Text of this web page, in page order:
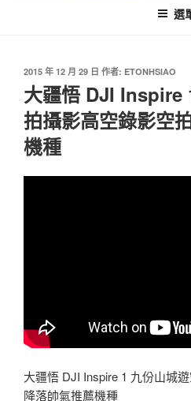
選
2015 年 12 月 29 日 作者: ETONHSIAO
大疆悟 DJI Inspire
拍攝影高空錄影空
機種
大疆悟 DJI Inspire 1 九份山城
降落帥氣推薦機種